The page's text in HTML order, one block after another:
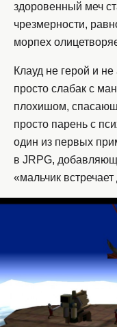
здоровенный меч
чрезмерности,
морпех
Клауд не герой и
просто слабак с
плохишом,
просто парень с
один из первых
в JRPG,
«мальчик